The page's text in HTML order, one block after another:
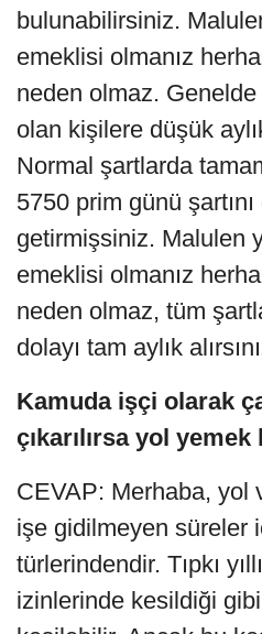
bulunabilirsiniz.
emeklisi olmanız
neden olmaz.
olan kişilere düşük
Normal şartlarda
5750 prim günü
getirmişsiniz. Malulen
emeklisi olmanız
neden olmaz, tüm
dolayı tam aylık
Kamuda işçi olarak
çıkarılırsa yol
CEVAP: Merhaba, yol
işe gidilmeyen süreler
türlerindendir. Tıpkı
izinlerinde kesildiği